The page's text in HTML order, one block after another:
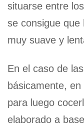
situarse entre
se consigue que
muy suave y
En el caso de
básicamente,
para luego
elaborado a